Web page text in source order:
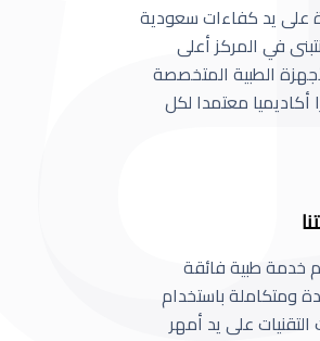
على يد كفاءات سعودية
في المركز أعلى
الطبية المتخصصة
معتمدا لكل
خدمة طبية فائقة
ومتكاملة باستخدام
على يد أمهر